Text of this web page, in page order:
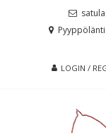
LOGIN /